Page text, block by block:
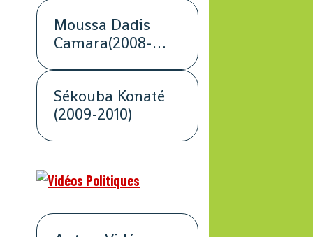
Moussa Dadis
Camara(2008-
Sékouba Konaté
(2009-2010)